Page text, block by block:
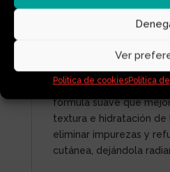
Ver
Política de cookiesPolítica
limpiar, hidratar y
práctico envase de 50 g
Esta combinación de
naturales ofrece
ácido glicólico y
fórmula suave que
textura e hidratación de
eliminar impurezas y
cutánea, dejándola